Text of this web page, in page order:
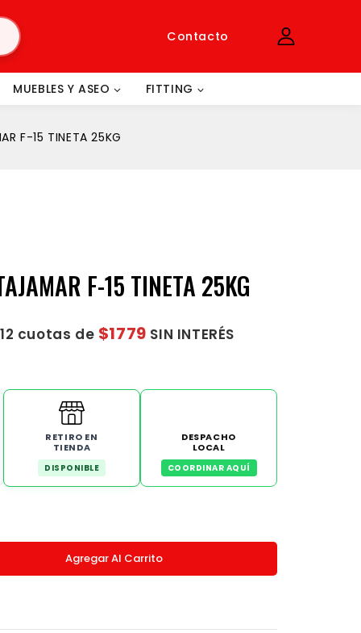
Contacto
MUEBLES Y ASEO FITTING
F-15 TINETA 25KG
F-15 TINETA 25KG
cuotas de $1779 SIN INTERÉS
RETIRO EN
TIENDA
DISPONIBLE
DESPACHO
LOCAL
COORDINAR AQUÍ
Agregar Al Carrito